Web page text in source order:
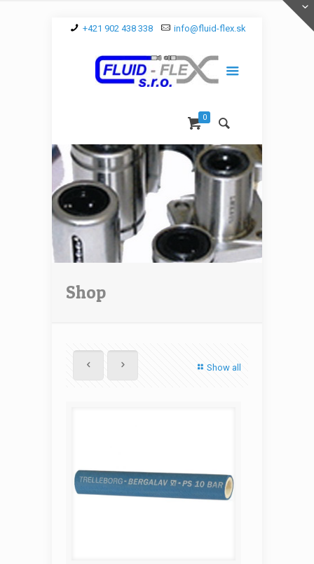
+421 902 438 338 info@fluid-flex.sk
0
Shop
Show all